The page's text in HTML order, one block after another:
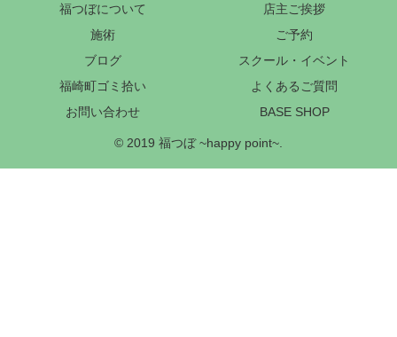
福つぼについて
店主ご挨拶
施術
ご予約
ブログ
スクール・イベント
福崎町ゴミ拾い
よくあるご質問
お問い合わせ
BASE SHOP
© 2019 福つぼ ~happy point~.